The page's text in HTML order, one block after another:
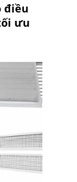
điều
ưu